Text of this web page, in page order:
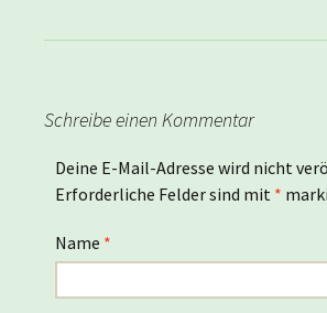
Schreibe einen Kommentar
Deine E-Mail-Adresse wird nicht
Erforderliche Felder sind mit *
Name *